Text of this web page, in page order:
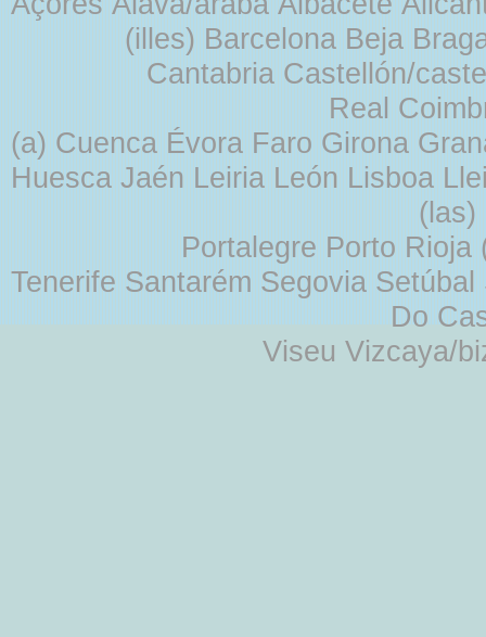
(illes) Barcelona Beja
Cantabria Castellón/
Real
(a) Cuenca Évora Faro Girona
Huesca Jaén Leiria León Lisboa
Portalegre Porto
Tenerife Santarém Segovia
Do
Viseu Vizcaya/